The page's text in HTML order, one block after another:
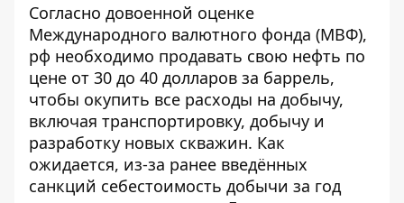
Согласно довоенной оценке
Международного валютного фонда (МВФ),
рф необходимо продавать свою нефть по
цене от 30 до 40 долларов за баррель,
чтобы окупить все расходы на добычу,
включая транспортировку, добычу и
разработку новых скважин. Как
ожидается, из-за ранее введённых
санкций себестоимость добычи за год